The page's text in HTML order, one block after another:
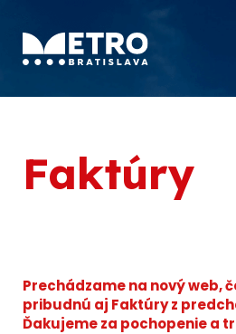
Faktúry
Prechádzame na nový web,
pribudnú aj Faktúry z
Ďakujeme za pochopenie a